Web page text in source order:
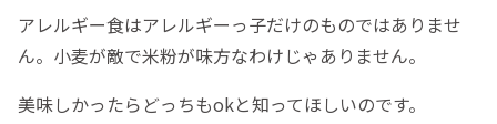
アレルギー食はアレルギーっ子だけのものではありませ
ん。小麦が敵で米粉が味方なわけじゃありません。
美味しかったらどっちもokと知ってほしいのです。